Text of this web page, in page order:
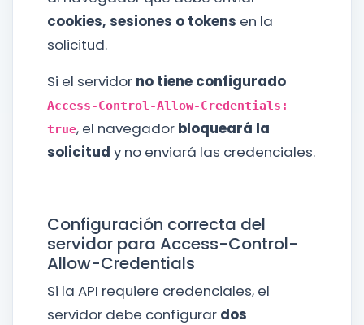
cookies, sesiones o tokens en la
solicitud.
Si el servidor no tiene configurado
Access-Control-Allow-Credentials:
true, el navegador bloqueará la
solicitud y no enviará las credenciales.
Configuración correcta del
servidor para Access-Control-
Allow-Credentials
Si la API requiere credenciales, el
servidor debe configurar dos